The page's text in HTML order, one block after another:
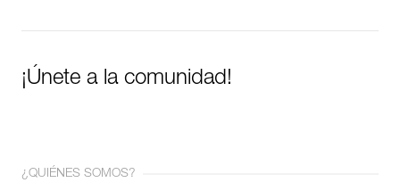
¡Únete a la comunidad!
¿QUIÉNES SOMOS?